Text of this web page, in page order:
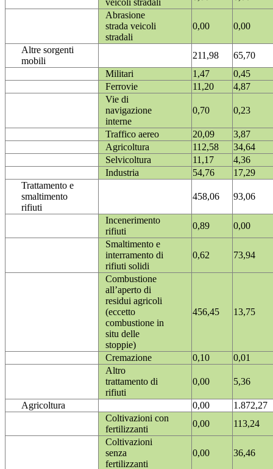
veicoli stradali
Abrasione
strada veicoli
stradali
0,00 0,00
Altre sorgenti
mobili
211,98
65,70
Militari
1,47
0,45
Ferrovie
11,20
4,87
Vie di
navigazione
interne
0,70 0,23
Traffico aereo 20,09
3,87
Agricoltura
112,58
34,64
Selvicoltura
11,17
4,36
Industria
54,76
17,29
Trattamento e
smaltimento
rifiuti
458,06 93,06
Incenerimento
rifiuti
0,89
0,00
Smaltimento e
interramento di
rifiuti solidi
0,62 73,94
Combustione
all’aperto di
residui agricoli
(eccetto
combustione in
situ delle
stoppie)
456,45 13,75
Cremazione 0,10
0,01
Altro
trattamento di
rifiuti
0,00 5,36
Agricoltura 0,00
1.872,27
Coltivazioni con
fertilizzanti
0,00
113,24
Coltivazioni
senza
fertilizzanti
0,00 36,46